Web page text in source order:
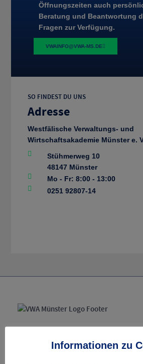
Öffnungszeiten auch
Beratung und Beantwortung
Fragen zur Verfügung.
VWAINFO@VWA-MS.DE
SO FINDEST DU UNS
Adresse
Westfälische Verwaltungs- und
Wirtschaftsakademie Münster e.
Stühmerweg 10
48147 Münster
Mo - Fr: 8:00 - 13:00
0251 92807-14
Deutscher Verwaltungs- und
Informationen zu